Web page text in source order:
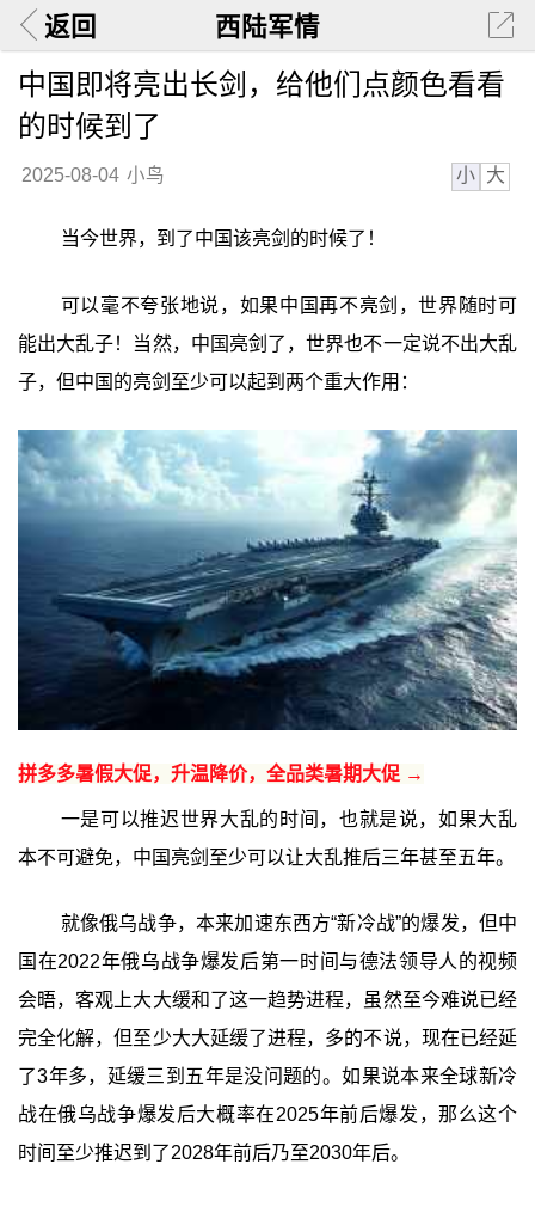
返回 西陆军情
中国即将亮出长剑，给他们点颜色看看
的时候到了
2025-08-04 小鸟 小 大
当今世界，到了中国该亮剑的时候了！
可以毫不夸张地说，如果中国再不亮剑，世界随时可
能出大乱子！当然，中国亮剑了，世界也不一定说不出大乱
子，但中国的亮剑至少可以起到两个重大作用：
拼多多暑假大促，升温降价，全品类暑期大促 →
一是可以推迟世界大乱的时间，也就是说，如果大乱
本不可避免，中国亮剑至少可以让大乱推后三年甚至五年。
就像俄乌战争，本来加速东西方“新冷战”的爆发，但中
国在2022年俄乌战争爆发后第一时间与德法领导人的视频
会晤，客观上大大缓和了这一趋势进程，虽然至今难说已经
完全化解，但至少大大延缓了进程，多的不说，现在已经延
了3年多，延缓三到五年是没问题的。如果说本来全球新冷
战在俄乌战争爆发后大概率在2025年前后爆发，那么这个
时间至少推迟到了2028年前后乃至2030年后。